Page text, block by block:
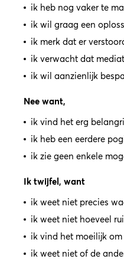
ik heb nog vaker te
ik wil graag een
ik merk dat er
ik verwacht dat
ik wil aanzienlijk
Nee want,
ik vind het erg
ik heb een eerdere
ik zie geen enkele
Ik twijfel, want
ik weet niet precies
ik weet niet hoeveel
ik vind het moeilijk
ik weet niet of de